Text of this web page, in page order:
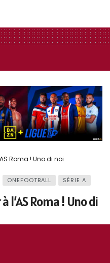
Roma ! Uno di noi
ONEFOOTBALL SÉRIE A
l’AS Roma ! Uno di